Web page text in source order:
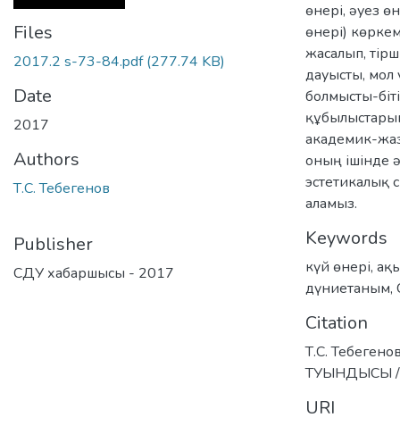
Files
2017.2 s-73-84.pdf(277.74 KB)
Date
2017
Authors
Т.С. Тебегенов
Publisher
СДУ хабаршысы - 2017
өнері, әуез
өнері)
жасалып,
дауысты, мол
болмысты-
академик-
оның ішінде
эстетикалық
аламыз.
Keywords
күй өнері,
дүниетаным,
Citation
Т.С.
ТУЫНДЫСЫ /
URI